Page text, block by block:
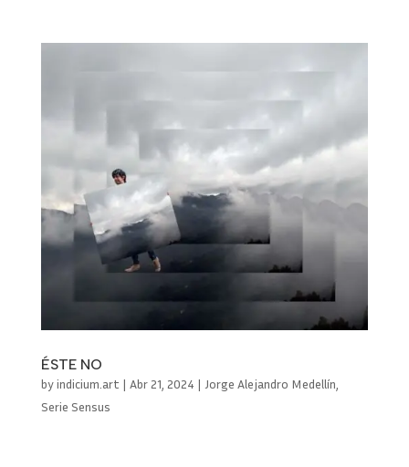
ÉSTE NO
byindicium.art | Abr 21, 2024 | Jorge Alejandro Medellín
Serie Sensus